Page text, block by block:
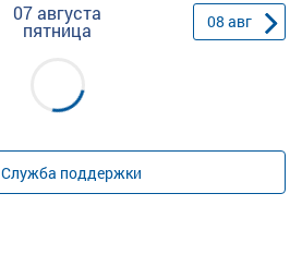
07 августа
пятница 08 авг
Служба поддержки